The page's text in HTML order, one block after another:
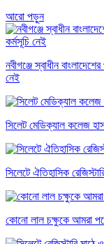
আরো পড়ুন
নবীগঞ্জে স্বাধীন
নেই
সিলেট মেডিক্যাল কলেজ
সিলেটে ঐতিহাসিক
কোনো লাল চক্ষুকে আমরা